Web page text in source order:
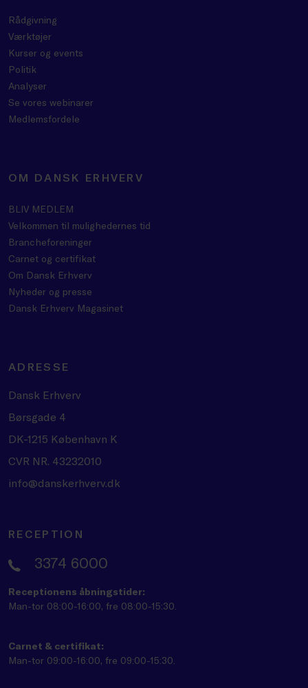
Rådgivning
Værktøjer
Kurser og events
Politik
Analyser
Se vores webinarer
Medlemsfordele
OM DANSK ERHVERV
BLIV MEDLEM
Velkommen til mulighedernes tid
Brancheforeninger
Carnet og certifikat
Om Dansk Erhverv
Nyheder og presse
Dansk Erhverv Magasinet
ADRESSE
Dansk Erhverv
Børsgade 4
DK-1215 København K
CVR NR. 43232010
info@danskerhverv.dk
RECEPTION
3374 6000
Receptionens åbningstider:
Man-tor 08:00-16:00, fre 08:00-15:30.
Carnet & certifikat:
Man-tor 09:00-16:00, fre 09:00-15:30.